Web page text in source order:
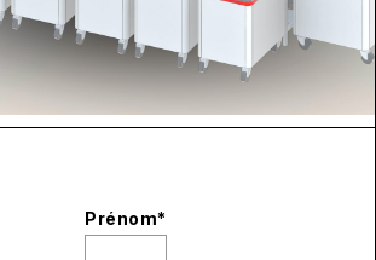
Prénom*